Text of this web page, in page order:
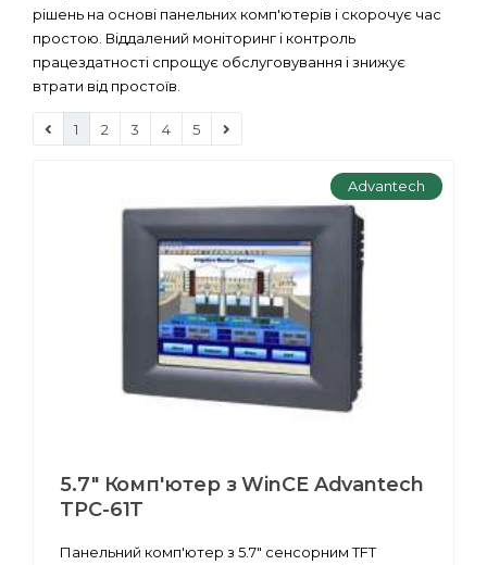
рішень на основі панельних комп'ютерів і скорочує час
простою. Віддалений моніторинг і контроль
працездатності спрощує обслуговування і знижує
втрати від простоїв.
1 2 3 4 5
Advantech
5.7" Комп'ютер з WinCE Advantech
TPC-61T
Панельний комп'ютер з 5.7" сенсорним TFT